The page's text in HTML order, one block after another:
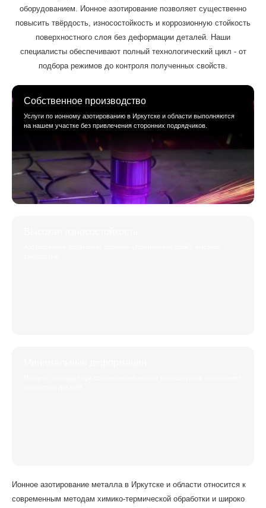
оборудованием. Ионное азотирование позволяет существенно
повысить твёрдость, износостойкость и коррозионную стойкость
поверхностного слоя без деформации деталей. Наши
специалисты обеспечивают полный технологический цикл - от
подбора режимов до контроля полученных свойств.
Собственное производство
Услуги по ионному азотированию в Иркутске и области выполняются
на нашем участке без привлечения сторонних подрядчиков.
Ионное азотирование металла в Иркутске и области относится к
современным методам химико-термической обработки и широко